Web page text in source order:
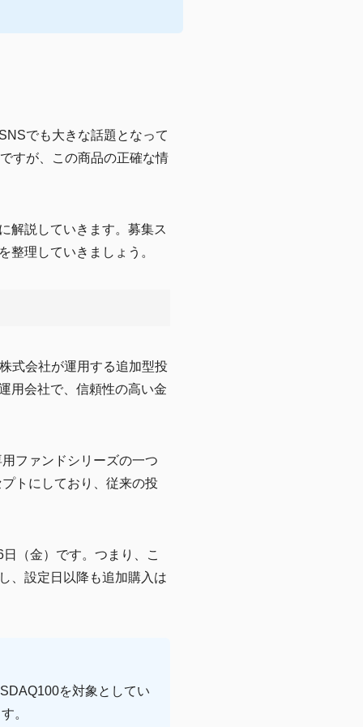
でも大きな話題となって
すが、この商品の正確な情
解説していきます。募集ス
整理していきましょう。
式会社が運用する追加型投
用会社で、信頼性の高い金
ファンドシリーズの一つ
トにしており、従来の投
（金）です。つまり、こ
、設定日以降も追加購入は
を対象としてい
。